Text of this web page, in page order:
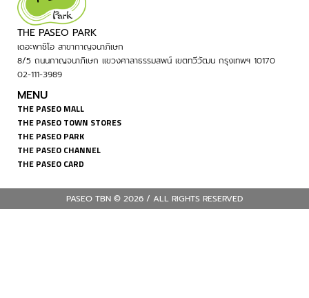
THE PASEO PARK
เดอะพาซิโอ สาขากาญจนาภิเษก
8/5 ถนนกาญจนาภิเษก แขวงศาลาธรรมสพน์ เขตทวีวัฒน กรุงเทพฯ 10170
02-111-3989
MENU
THE PASEO MALL
THE PASEO TOWN STORES
THE PASEO PARK
THE PASEO CHANNEL
THE PASEO CARD
PASEO TBN © 2026 / ALL RIGHTS RESERVED